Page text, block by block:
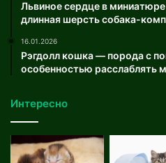
Львиное сердце в
длинная шерсть собака-
16.01.2026
Рэгдолл кошка — порода с
особенностью расслаблять
Интересно